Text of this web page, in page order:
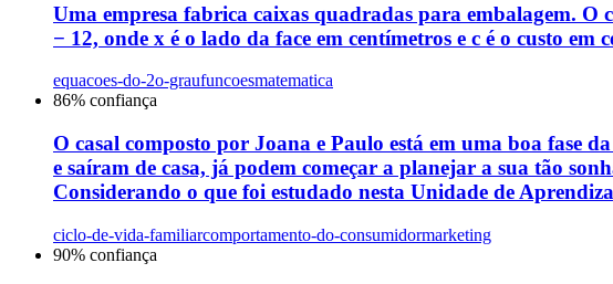
Uma empresa fabrica caixas quadradas para embalagem. O
− 12, onde x é o lado da face em centímetros e c é o custo
equacoes-do-2o-graufuncoesmatematica
86% confiança
O casal composto por Joana e Paulo está em uma boa fase
e saíram de casa, já podem começar a planejar a sua tão
Considerando o que foi estudado nesta Unidade de
ciclo-de-vida-familiarcomportamento-do-consumidormarketing
90% confiança